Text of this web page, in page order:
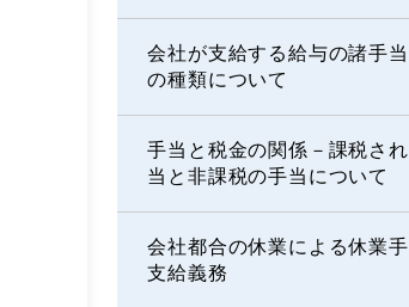
会社が支給する給与の諸手
の種類について
手当と税金の関係－課税さ
当と非課税の手当について
会社都合の休業による休業
支給義務